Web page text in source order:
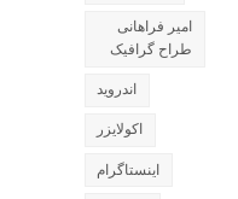
امیر فراهانی
طراح گرافیک
اندروید
اکولایزر
اینستاگرام